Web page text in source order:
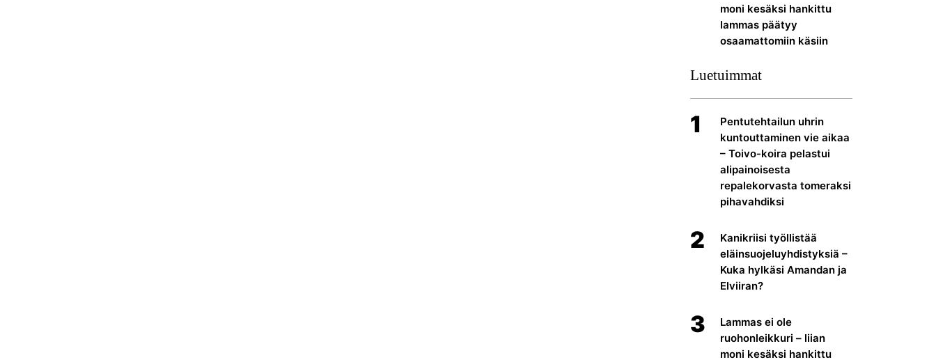
moni kesäksi hankittu
lammas päätyy
osaamattomiin käsiin
Luetuimmat
1
Pentutehtailun uhrin
kuntouttaminen vie aikaa
– Toivo-koira pelastui
alipainoisesta
repalekorvasta tomeraksi
pihavahdiksi
2
Kanikriisi työllistää
eläinsuojeluyhdistyksiä –
Kuka hylkäsi Amandan ja
Elviiran?
3
Lammas ei ole
ruohonleikkuri – liian
moni kesäksi hankittu